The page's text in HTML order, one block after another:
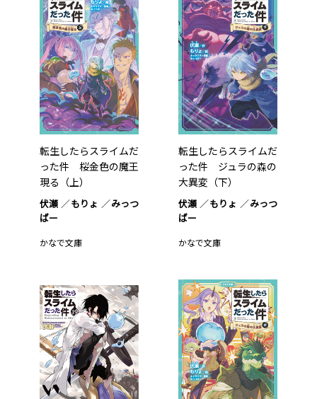
転生したらスライムだ
った件 桜金色の魔王
現る（上）
伏瀬 もりょ
みっつ
ばー
かなで文庫
転生したらスライムだ
った件 ジュラの森の
大異変（下）
伏瀬 もりょ
みっつ
ばー
かなで文庫